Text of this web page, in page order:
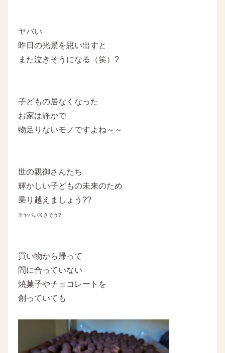
ヤバい
昨日の光景を思い出すと
また泣きそうになる（笑）?
子どもの居なくなった
お家は静かで
物足りないモノですよね～～
世の親御さんたち
輝かしい子どもの未来のため
乗り越えましょう??
※ヤバい泣きそう?
買い物から帰って
間に合っていない
焼菓子やチョコレートを
創っていても